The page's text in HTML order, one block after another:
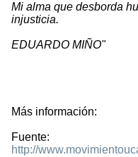
Mi alma que desborda
injusticia.
EDUARDO MIÑO"
Más información:
Fuente:
http://